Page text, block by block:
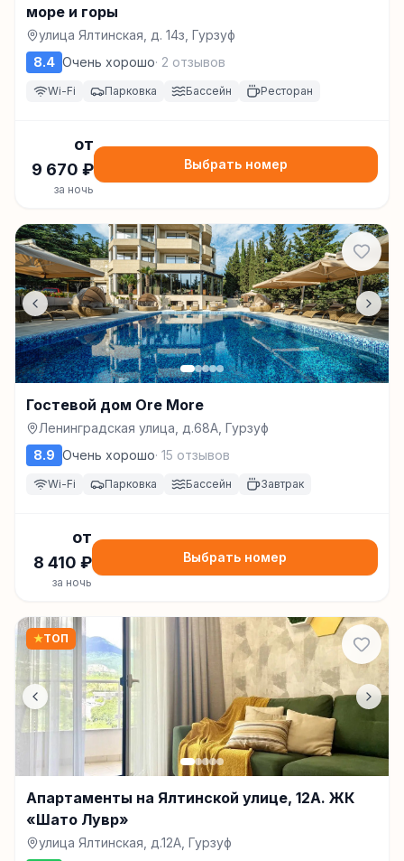
море и горы
улица Ялтинская, д. 14з, Гурзуф
8.4 Очень хорошо· 2 отзывов
Wi-Fi Парковка Бассейн Ресторан
от
9 670 ₽
за ночь
Выбрать номер
Гостевой дом Ore More
Ленинградская улица, д.68А, Гурзуф
8.9 Очень хорошо· 15 отзывов
Wi-Fi Парковка Бассейн Завтрак
от
8 410 ₽
за ночь
Выбрать номер
★ТОП
Апартаменты на Ялтинской улице, 12А. ЖК
«Шато Лувр»
улица Ялтинская, д.12А, Гурзуф